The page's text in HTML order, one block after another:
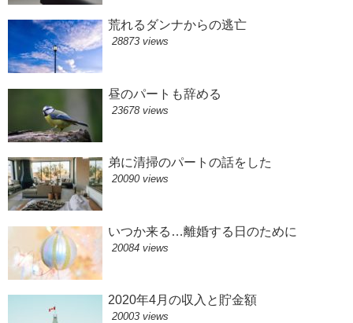
荒れるダンナからの逃亡
28873 views
昼のパートも辞める
23678 views
弟に清掃のパートの話をした
20090 views
いつか来る…離婚する日のために
20084 views
2020年4月の収入と貯金額
20003 views